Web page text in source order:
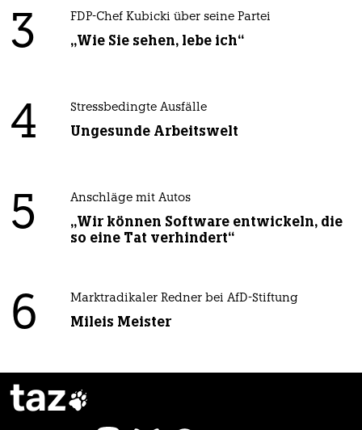
3 FDP-Chef Kubicki über seine Partei
„Wie Sie sehen, lebe ich“
4 Stressbedingte Ausfälle
Ungesunde Arbeitswelt
5 Anschläge mit Autos
„Wir können Software entwickeln, die
so eine Tat verhindert“
6 Marktradikaler Redner bei AfD-Stiftung
Mileis Meister
taz